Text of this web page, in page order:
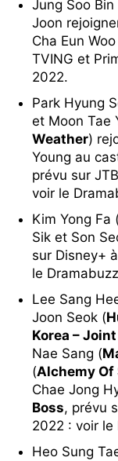
Jung Soo Bin
Joon
Cha Eun
TVING et
2022.
Park Hyung
et Moon Tae
Weather)
Young au
prévu sur
voir le
Kim Yong Fa
Sik et Son
sur Disney+
le
Lee Sang
Joon Seok (
Korea –
Nae Sang (
(Alchemy Of
Chae Jong
Boss, prévu
2022 : voir le
Heo Sung